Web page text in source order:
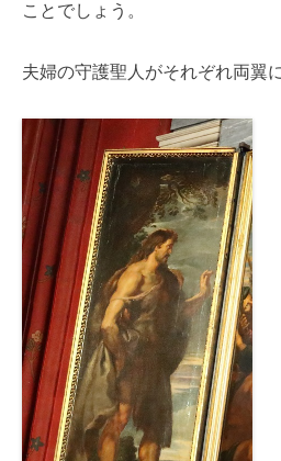
ことでしょう。
夫婦の守護聖人がそれぞれ両翼